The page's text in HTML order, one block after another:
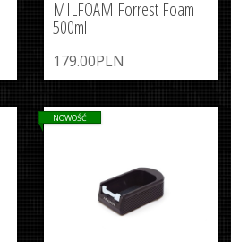
MILFOAM Forrest Foam
500ml
179.00PLN
NOWOŚĆ